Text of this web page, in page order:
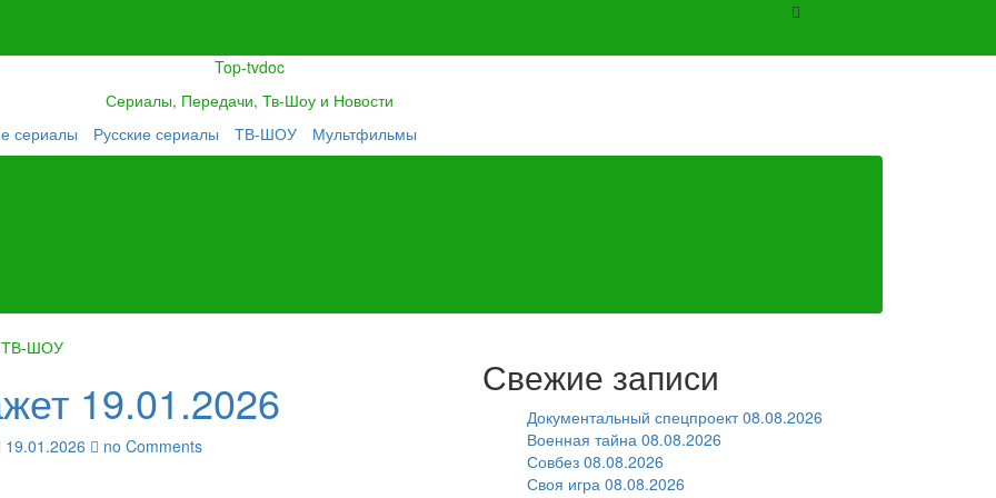
Top-tvdoc
Сериалы, Передачи, Тв-Шоу и Новости
сериалы Русские сериалы ТВ-ШОУ Мультфильмы
ТВ-ШОУ
19.01.2026
19.01.2026 no Comments
Свежие записи
Документальный спецпроект 08.08.2026
Военная тайна 08.08.2026
Совбез 08.08.2026
Своя игра 08.08.2026